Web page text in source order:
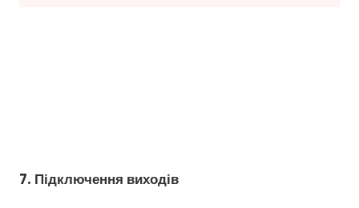
7. Підключення виходів